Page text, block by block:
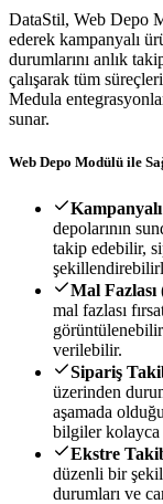
DataStil, Web Depo
ederek kampanyalı
durumlarını anlık
çalışarak tüm
Medula
sunar.
Web Depo Modülü ile
depolarının
takip edebilir,
Mal Fazlası
mal fazlası
verilebilir.
Sipariş
üzerinden
aşamada
bilgiler
Ekstre
düzenli bir
durumları ve